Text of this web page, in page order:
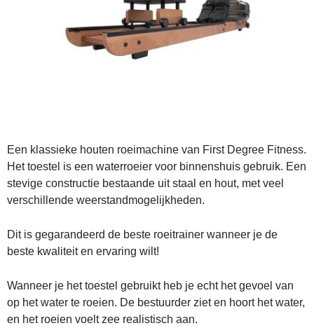
Een klassieke houten roeimachine van First Degree Fitness.
Het toestel is een waterroeier voor binnenshuis gebruik. Een
stevige constructie bestaande uit staal en hout, met veel
verschillende weerstandmogelijkheden.
Dit is gegarandeerd de beste roeitrainer wanneer je de
beste kwaliteit en ervaring wilt!
Wanneer je het toestel gebruikt heb je echt het gevoel van
op het water te roeien. De bestuurder ziet en hoort het water,
en het roeien voelt zee realistisch aan.